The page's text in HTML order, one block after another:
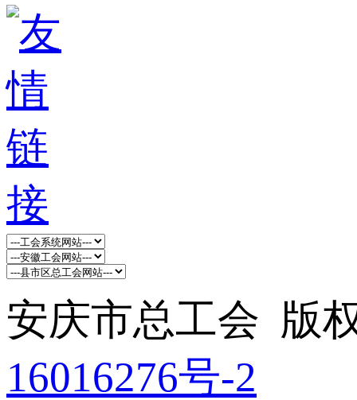
安庆市总工会 版
16016276号-2